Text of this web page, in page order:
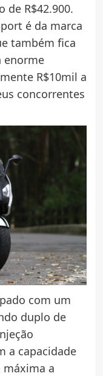
de R$42.900.
é da marca
também fica
enorme
R$10mil a
concorrentes
com um
duplo de
a capacidade
máxima a